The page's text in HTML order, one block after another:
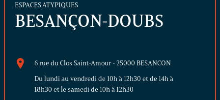
ESPACES ATYPIQUES
BESANÇON-DOUBS
6 rue du Clos Saint-Amour - 25000 BESANCON
Du lundi au vendredi de 10h à 12h30 et de 14h à
18h30 et le samedi de 10h à 12h30